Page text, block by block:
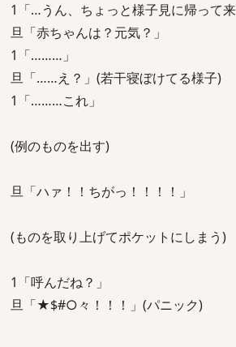
1「…うん、ちょっと様子見に帰って来
旦「赤ちゃんは？元気？」
1「………」
旦「……え？」(若干寝ぼけてる様子)
1「………これ」
(例のものを出す)
旦「ハァ！！ちがっ！！！！」
(ものを取り上げてポケットにしまう)
1「呼んだね？」
旦「★$#○々！！！」(パニック)